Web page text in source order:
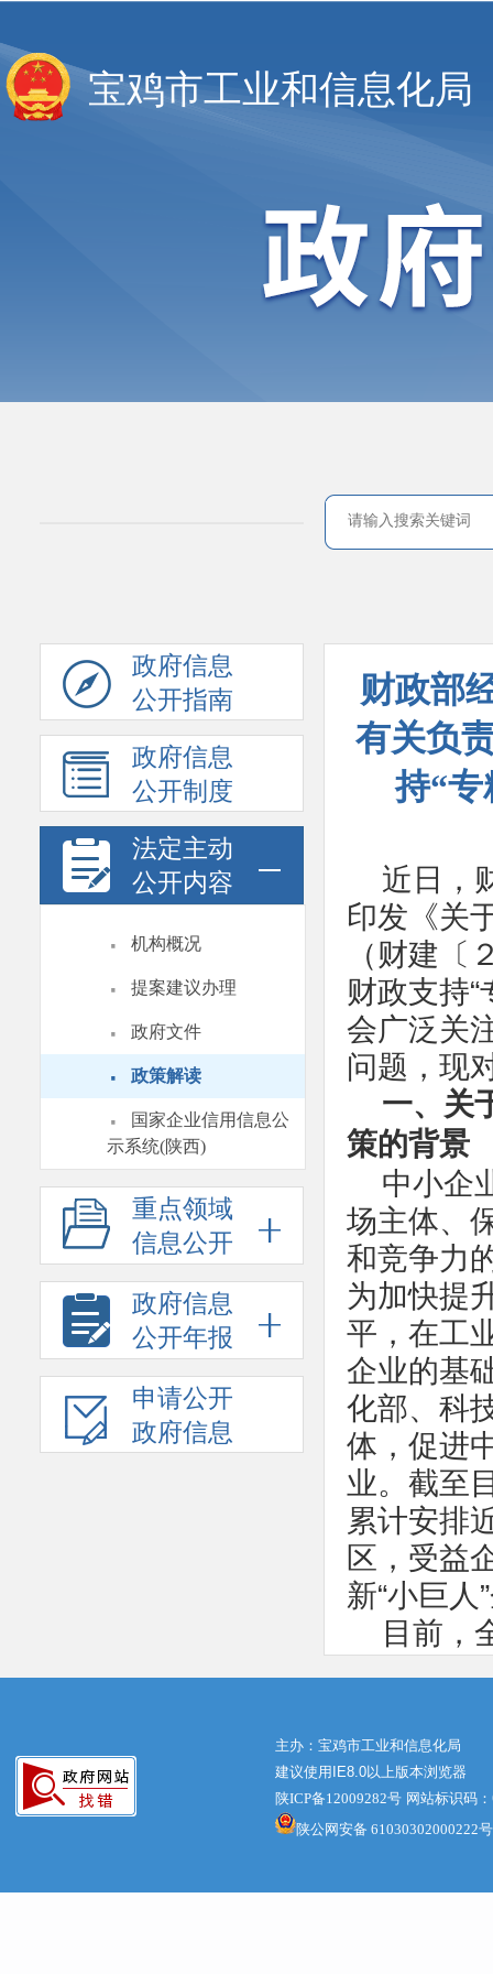
宝鸡市工业和信息化局
政府信息
公开指南
政府信息
公开制度
法定主动
公开内容
· 机构概况
· 提案建议办理
· 政府文件
· 政策解读
·
国家企业信用信息公
示系统(陕西)
重点领域
信息公开
政府信息
公开年报
申请公开
政府信息
财政部
有关负
持“
近日，
印发《关
（财建〔
财政支持
会广泛关
问题，现
一、关
策的背景
中小企
场主体、
和竞争力
为加快提
平，在工
企业的基
化部、科
体，促进
业。截至
累计安排
区，受益
新“小巨人
目前，
６万家，
在新冠肺
范作用。
作基础，
套能力有
主办：宝鸡市工业和信息化局
建议使用IE8.0以上版本浏览器
陕ICP备12009282号 网站标识码
陕公网安备 61030302000222号